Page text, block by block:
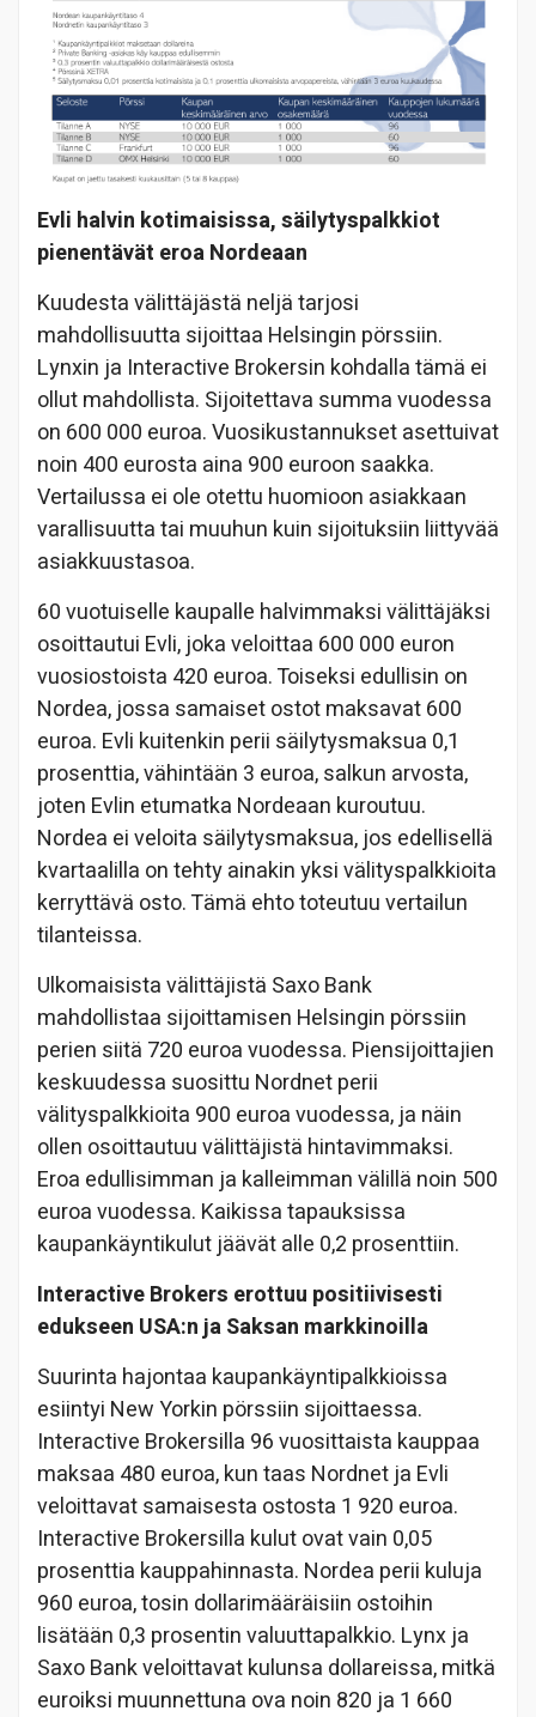
Evli halvin kotimaisissa, säilytyspalkkiot
pienentävät eroa Nordeaan
Kuudesta välittäjästä neljä tarjosi
mahdollisuutta sijoittaa Helsingin pörssiin.
Lynxin ja Interactive Brokersin kohdalla tämä ei
ollut mahdollista. Sijoitettava summa vuodessa
on 600 000 euroa. Vuosikustannukset asettuivat
noin 400 eurosta aina 900 euroon saakka.
Vertailussa ei ole otettu huomioon asiakkaan
varallisuutta tai muuhun kuin sijoituksiin liittyvää
asiakkuustasoa.
60 vuotuiselle kaupalle halvimmaksi välittäjäksi
osoittautui Evli, joka veloittaa 600 000 euron
vuosiostoista 420 euroa. Toiseksi edullisin on
Nordea, jossa samaiset ostot maksavat 600
euroa. Evli kuitenkin perii säilytysmaksua 0,1
prosenttia, vähintään 3 euroa, salkun arvosta,
joten Evlin etumatka Nordeaan kuroutuu.
Nordea ei veloita säilytysmaksua, jos edellisellä
kvartaalilla on tehty ainakin yksi välityspalkkioita
kerryttävä osto. Tämä ehto toteutuu vertailun
tilanteissa.
Ulkomaisista välittäjistä Saxo Bank
mahdollistaa sijoittamisen Helsingin pörssiin
perien siitä 720 euroa vuodessa. Piensijoittajien
keskuudessa suosittu Nordnet perii
välityspalkkioita 900 euroa vuodessa, ja näin
ollen osoittautuu välittäjistä hintavimmaksi.
Eroa edullisimman ja kalleimman välillä noin 500
euroa vuodessa. Kaikissa tapauksissa
kaupankäyntikulut jäävät alle 0,2 prosenttiin.
Interactive Brokers erottuu positiivisesti
edukseen USA:n ja Saksan markkinoilla
Suurinta hajontaa kaupankäyntipalkkioissa
esiintyi New Yorkin pörssiin sijoittaessa.
Interactive Brokersilla 96 vuosittaista kauppaa
maksaa 480 euroa, kun taas Nordnet ja Evli
veloittavat samaisesta ostosta 1 920 euroa.
Interactive Brokersilla kulut ovat vain 0,05
prosenttia kauppahinnasta. Nordea perii kuluja
960 euroa, tosin dollarimääräisiin ostoihin
lisätään 0,3 prosentin valuuttapalkkio. Lynx ja
Saxo Bank veloittavat kulunsa dollareissa, mitkä
euroiksi muunnettuna ova noin 820 ja 1 660